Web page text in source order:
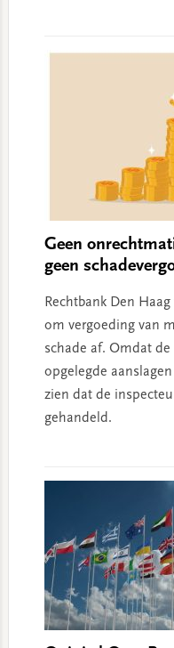
Geen
geen
Rechtbank Den
om vergoeding van
schade af. Omdat de
opgelegde
zien dat de
gehandeld.